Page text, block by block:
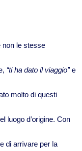
le stesse
“ti ha dato il viaggio”e
molto di questi
luogo d’origine. Con
di arrivare per la